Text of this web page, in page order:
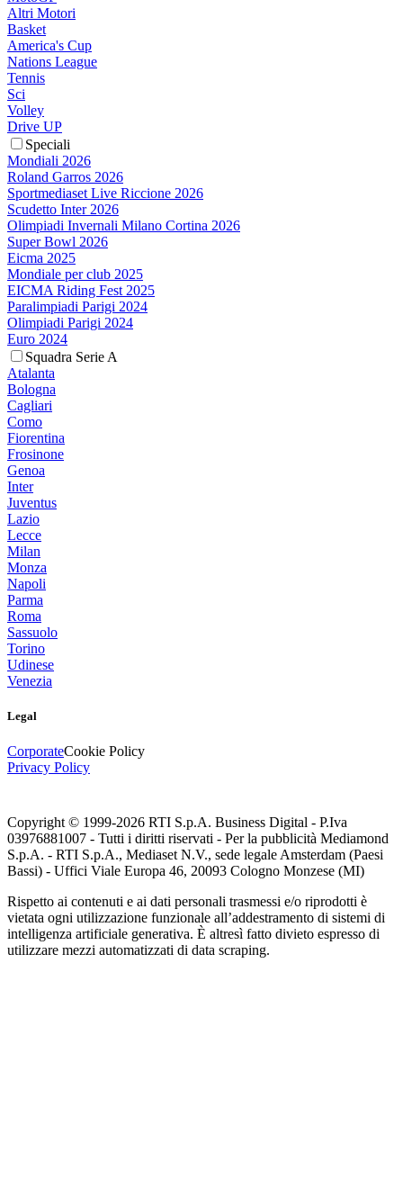
Altri Motori
Basket
America's Cup
Nations League
Tennis
Sci
Volley
Drive UP
Speciali
Mondiali 2026
Roland Garros 2026
Sportmediaset Live Riccione 2026
Scudetto Inter 2026
Olimpiadi Invernali Milano Cortina 2026
Super Bowl 2026
Eicma 2025
Mondiale per club 2025
EICMA Riding Fest 2025
Paralimpiadi Parigi 2024
Olimpiadi Parigi 2024
Euro 2024
Squadra Serie A
Atalanta
Bologna
Cagliari
Como
Fiorentina
Frosinone
Genoa
Inter
Juventus
Lazio
Lecce
Milan
Monza
Napoli
Parma
Roma
Sassuolo
Torino
Udinese
Venezia
Legal
CorporateCookie Policy
Privacy Policy
Copyright © 1999-2026 RTI S.p.A. Business Digital - P.Iva
03976881007 - Tutti i diritti riservati - Per la pubblicità Mediamond
S.p.A. - RTI S.p.A., Mediaset N.V., sede legale Amsterdam (Paesi
Bassi) - Uffici Viale Europa 46, 20093 Cologno Monzese (MI)
Rispetto ai contenuti e ai dati personali trasmessi e/o riprodotti è
vietata ogni utilizzazione funzionale all’addestramento di sistemi di
intelligenza artificiale generativa. È altresì fatto divieto espresso di
utilizzare mezzi automatizzati di data scraping.